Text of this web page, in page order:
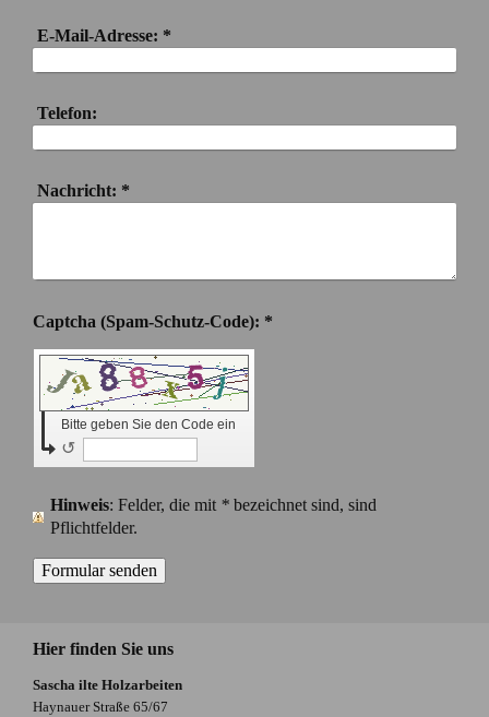
E-Mail-Adresse: *
Telefon:
Nachricht: *
Captcha (Spam-Schutz-Code): *
Bitte geben Sie den Code ein
↺
Hinweis : Felder, die mit * bezeichnet sind, sind
Pflichtfelder.
Hier finden Sie uns
Sascha ilte Holzarbeiten
Haynauer Straße 65/67